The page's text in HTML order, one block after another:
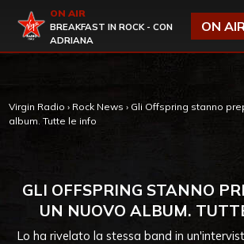
Virgin Radio
ON AIR
BREAKFAST IN ROCK - CON
ADRIANA
ON AIR
Virgin Radio › Rock News › Gli Offspring stanno
album. Tutte le info
GLI OFFSPRING STANNO
UN NUOVO ALBUM.
Lo ha rivelato la stessa band in